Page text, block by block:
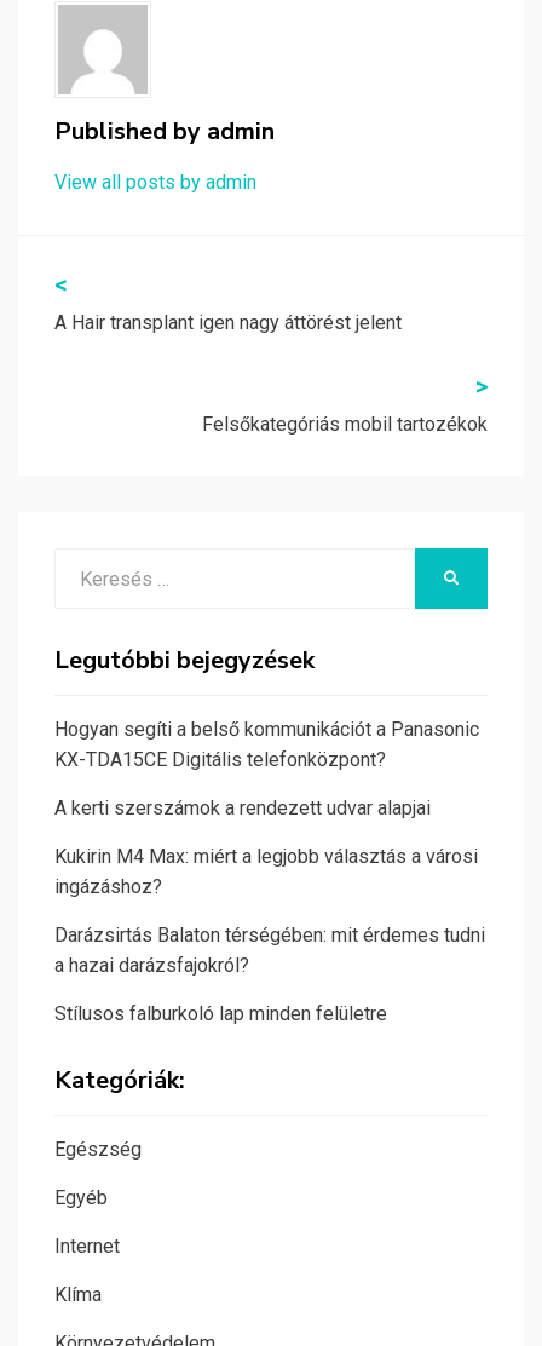
Published by admin
View all posts by admin
Bejegyzés
navigáció
<
A Hair transplant igen nagy áttörést jelent
>
Felsőkategóriás mobil tartozékok
Legutóbbi bejegyzések
Hogyan segíti a belső kommunikációt a Panasonic
KX-TDA15CE Digitális telefonközpont?
A kerti szerszámok a rendezett udvar alapjai
Kukirin M4 Max: miért a legjobb választás a városi
ingázáshoz?
Darázsirtás Balaton térségében: mit érdemes tudni
a hazai darázsfajokról?
Stílusos falburkoló lap minden felületre
Kategóriák:
Egészség
Egyéb
Internet
Klíma